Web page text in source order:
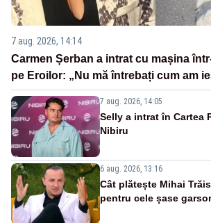
7 aug. 2026, 14:14
Carmen Șerban a intrat cu mașina
pe Eroilor: „Nu mă întrebați cum am
7 aug. 2026, 14:05
Selly a intrat în Cartea
Nibiru
6 aug. 2026, 13:16
Cât plătește Mihai
pentru cele șase